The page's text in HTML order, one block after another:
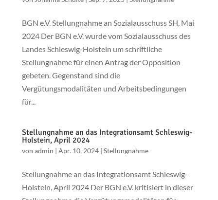
BGN e.V. Stellungnahme an Sozialausschuss SH, Mai
2024 Der BGN e.V. wurde vom Sozialausschuss des
Landes Schleswig-Holstein um schriftliche
Stellungnahme für einen Antrag der Opposition
gebeten. Gegenstand sind die
Vergütungsmodalitäten und Arbeitsbedingungen
für...
Stellungnahme an das Integrationsamt Schleswig-
Holstein, April 2024
von admin | Apr. 10, 2024| Stellungnahme
Stellungnahme an das Integrationsamt Schleswig-
Holstein, April 2024 Der BGN e.V. kritisiert in dieser